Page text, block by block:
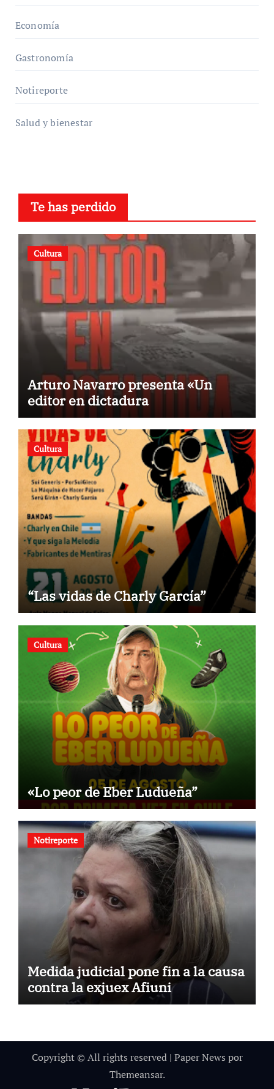
Economía
Gastronomía
Notireporte
Salud y bienestar
Te has perdido
Cultura
Arturo Navarro presenta «Un
editor en dictadura
Cultura
“Las vidas de Charly García”
Cultura
«Lo peor de Eber Ludueña”
Notireporte
Medida judicial pone fin a la causa
contra la exjuex Afiuni
Copyright © All rights reserved | Paper News por
Themeansar.